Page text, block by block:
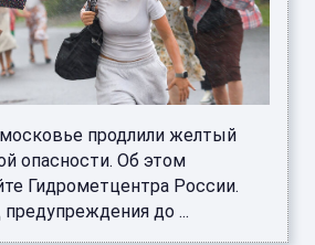
продлили желтый
опасности. Об этом
Гидрометцентра России.
до ...